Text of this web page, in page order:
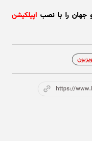
و جهان را با نصب اپیلکیشن
https://